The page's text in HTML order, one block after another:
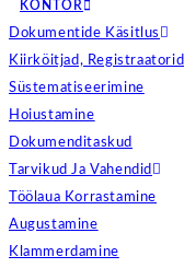
KONTOR
Dokumentide Käsitlus
Kiirköitjad, Registraatorid
Süstematiseerimine
Hoiustamine
Dokumenditaskud
Tarvikud Ja Vahendid
Töölaua Korrastamine
Augustamine
Klammerdamine